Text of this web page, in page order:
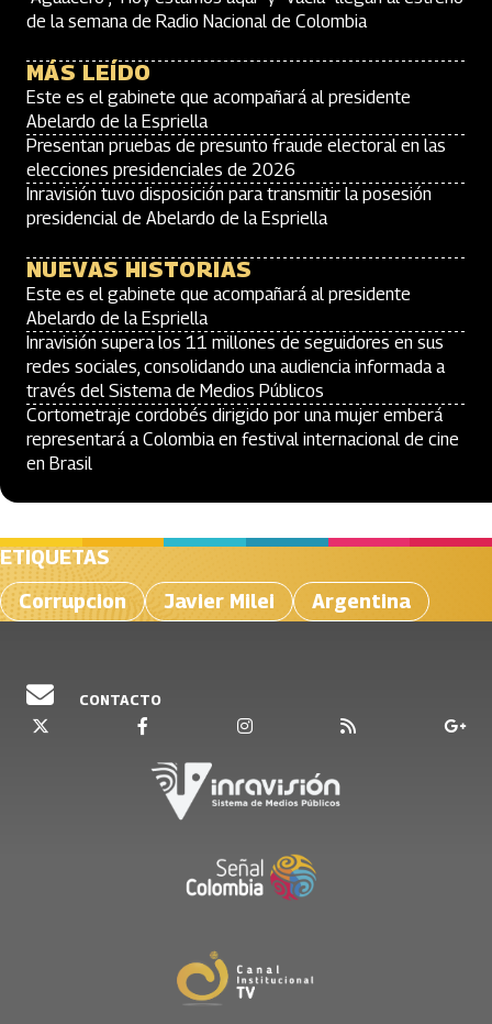
de la semana de Radio Nacional de Colombia
MÁS LEÍDO
Este es el gabinete que acompañará al presidente
Abelardo de la Espriella
Presentan pruebas de presunto fraude electoral en las
elecciones presidenciales de 2026
Inravisión tuvo disposición para transmitir la posesión
presidencial de Abelardo de la Espriella
NUEVAS HISTORIAS
Este es el gabinete que acompañará al presidente
Abelardo de la Espriella
Inravisión supera los 11 millones de seguidores en sus
redes sociales, consolidando una audiencia informada a
través del Sistema de Medios Públicos
Cortometraje cordobés dirigido por una mujer emberá
representará a Colombia en festival internacional de cine
en Brasil
ETIQUETAS
Corrupcion
Javier Milei Argentina
CONTACTO